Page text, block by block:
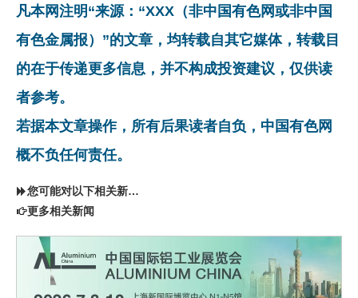
凡本网注明“来源：“XXX（非中国有色网或非中国
有色金属报）”的文章，均转载自其它媒体，转载目
的在于传递更多信息，并不构成投资建议，仅供读
者参考。
若据本文章操作，所有后果读者自负，中国有色网
概不负任何责任。
您可能对以下相关新闻同样感兴趣
更多相关新闻